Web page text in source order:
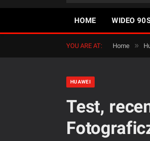
HOME WIDEO
YOU ARE AT: Home »
HUAWEI
Test,